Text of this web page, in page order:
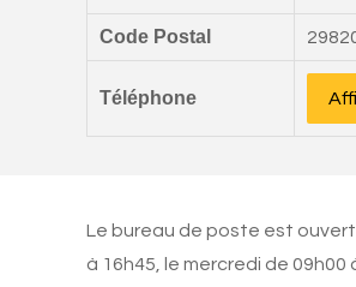
Code Postal
Téléphone
Le bureau de poste est ouvert
à 16h45, le mercredi de